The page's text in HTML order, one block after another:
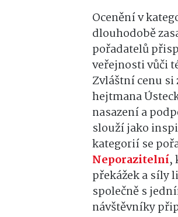
Ocenění v
dlouhodobě
pořadatelů
veřejnosti vůči
Zvláštní cenu si
hejtmana
nasazení a
slouží jako
kategorií se
Neporazitelní,
překážek a síly
společně s
návštěvníky